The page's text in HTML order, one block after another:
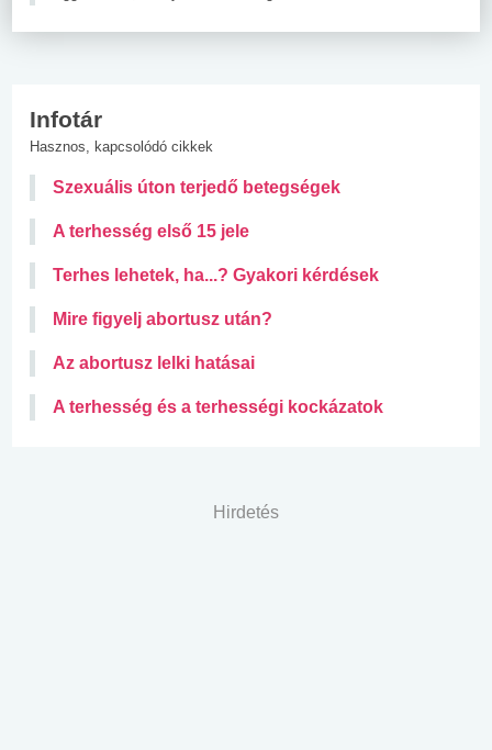
Infotár
Hasznos, kapcsolódó cikkek
Szexuális úton terjedő betegségek
A terhesség első 15 jele
Terhes lehetek, ha...? Gyakori kérdések
Mire figyelj abortusz után?
Az abortusz lelki hatásai
A terhesség és a terhességi kockázatok
Hirdetés